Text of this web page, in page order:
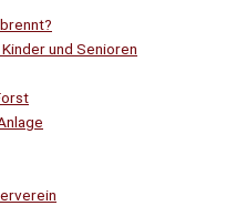
und Senioren